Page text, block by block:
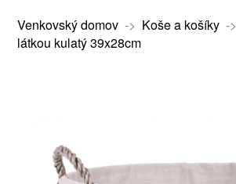
Venkovský domov-> Koše a košíky->
látkou kulatý 39x28cm